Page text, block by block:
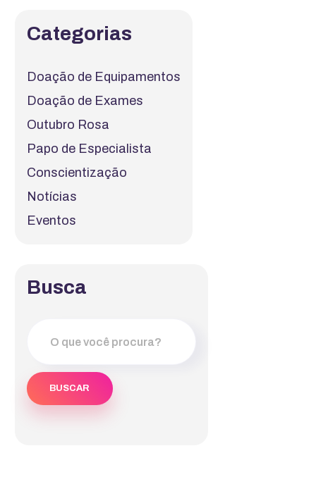
Categorias
Doação de Equipamentos
Doação de Exames
Outubro Rosa
Papo de Especialista
Conscientização
Notícias
Eventos
Busca